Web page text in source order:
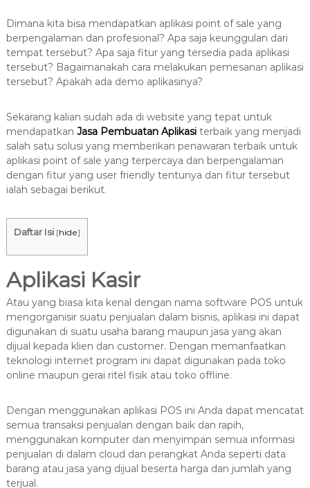
k
H
u
b
0
1
2
-
8
7
6
Dimana kita bisa mendapatkan aplikasi point of sale yang
berpengalaman dan profesional? Apa saja keunggulan dari
tempat tersebut? Apa saja fitur yang tersedia pada aplikasi
tersebut? Bagaimanakah cara melakukan pemesanan aplikasi
tersebut? Apakah ada demo aplikasinya?
Sekarang kalian sudah ada di website yang tepat untuk
mendapatkan Jasa Pembuatan Aplikasiterbaik yang menjadi
salah satu solusi yang memberikan penawaran terbaik untuk
aplikasi point of sale yang terpercaya dan berpengalaman
dengan fitur yang user friendly tentunya dan fitur tersebut
ialah sebagai berikut.
Daftar Isi [hide]
Aplikasi Kasir
Atau yang biasa kita kenal dengan nama software POS untuk
mengorganisir suatu penjualan dalam bisnis, aplikasi ini dapat
digunakan di suatu usaha barang maupun jasa yang akan
dijual kepada klien dan customer. Dengan memanfaatkan
teknologi internet program ini dapat digunakan pada toko
online maupun gerai ritel fisik atau toko offline.
Dengan menggunakan aplikasi POS ini Anda dapat mencatat
semua transaksi penjualan dengan baik dan rapih,
menggunakan komputer dan menyimpan semua informasi
penjualan di dalam cloud dan perangkat Anda seperti data
barang atau jasa yang dijual beserta harga dan jumlah yang
terjual.